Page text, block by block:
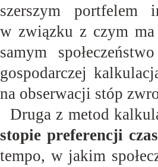
szerszym portfelem
w związku z czym
samym
gospodarczej
na obserwacji stóp
Druga z metod
stopie preferencji
tempo, w jakim